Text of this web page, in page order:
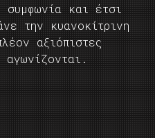
συμφωνία και έτσι
την κυανοκίτρινη
αξιόπιστες